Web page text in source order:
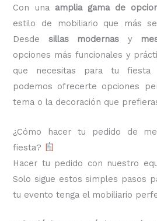
Con una amplia gama de
estilo de mobiliario que más
Desde sillas modernas y
opciones más funcionales y
que necesitas para tu fiesta
podemos ofrecerte opciones
tema o la decoración que
¿Cómo hacer tu pedido de
fiesta?
Hacer tu pedido con nuestro
Solo sigue estos simples pasos
tu evento tenga el mobiliario